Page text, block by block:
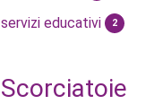
servizi educativi 2
Scorciatoie